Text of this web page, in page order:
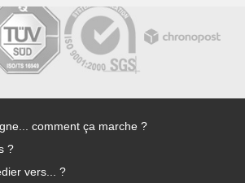
comment ça marche ?
?
vers... ?